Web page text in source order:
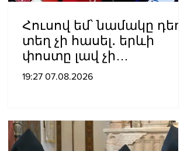
Հուսով եմ՝ նամակը դեռ
տեղ չի հասել․ երևի
փոստը լավ չի
աշխատում․ Նաթան
մասին
19:27 07.08.2026